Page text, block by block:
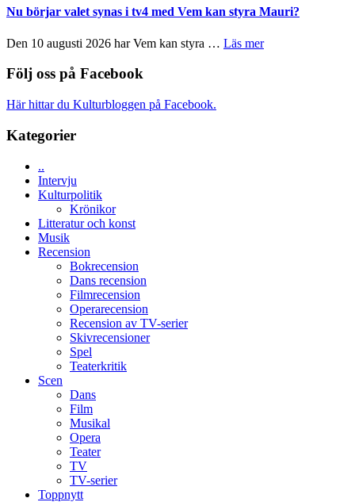
och
The
Edge
Nu börjar valet synas i tv4 med Vem kan styra Mauri?
Den 10 augusti 2026 har Vem kan styra … Läs merom
Följ oss på Facebook
Här hittar du Kulturbloggen på Facebook.
Kategorier
..
Intervju
Kulturpolitik
Krönikor
Litteratur och konst
Musik
Recension
Bokrecension
Dans recension
Filmrecension
Operarecension
Recension av TV-serier
Skivrecensioner
Spel
Teaterkritik
Scen
Dans
Film
Musikal
Opera
Teater
TV
TV-serier
Toppnytt